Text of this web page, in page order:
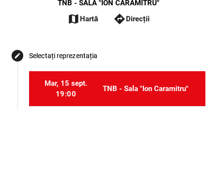
TNB - SALA "ION CARAMITRU"
map Hartă directions Direcții
edit Selectați reprezentația
Mar, 15 sept.
19:00
TNB - Sala "Ion Caramitru"